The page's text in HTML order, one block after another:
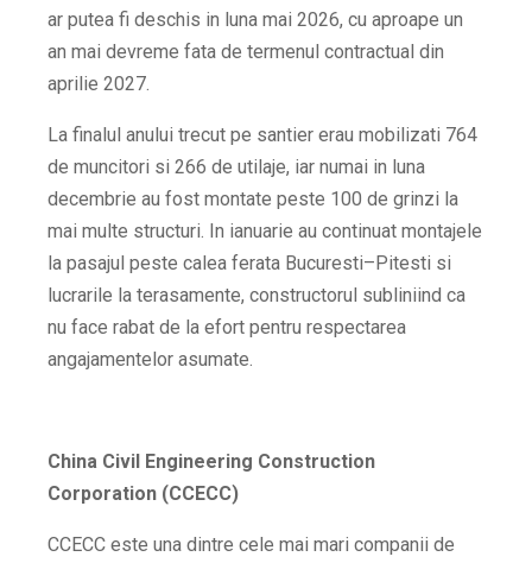
ar putea fi deschis in luna mai 2026, cu aproape un
an mai devreme fata de termenul contractual din
aprilie 2027.
La finalul anului trecut pe santier erau mobilizati 764
de muncitori si 266 de utilaje, iar numai in luna
decembrie au fost montate peste 100 de grinzi la
mai multe structuri. In ianuarie au continuat montajele
la pasajul peste calea ferata Bucuresti–Pitesti si
lucrarile la terasamente, constructorul subliniind ca
nu face rabat de la efort pentru respectarea
angajamentelor asumate.
China Civil Engineering Construction
Corporation (CCECC)
CCECC este una dintre cele mai mari companii de